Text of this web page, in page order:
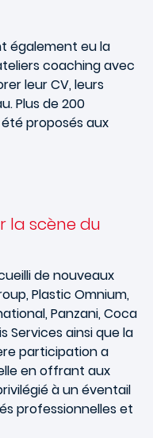
également eu la
coaching avec
leur CV, leurs
Plus de 200
proposés aux
la scène du
de nouveaux
Plastic Omnium,
Panzani, Coca
Services ainsi que la
participation a
en offrant aux
à un éventail
professionnelles et